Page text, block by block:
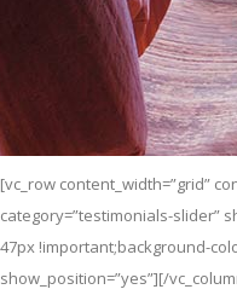
[vc_row content_width=”grid”
category=”testimonials-slider”
47px !important;background-
show_position=”yes”][/